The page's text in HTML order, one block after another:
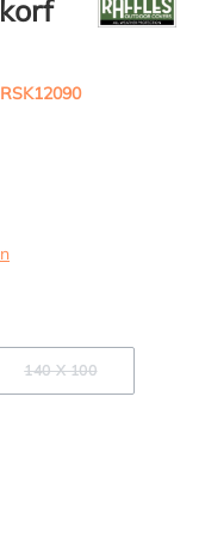
RSK12090
MOMENTEEL NIET
140 X 100(DEZE OPTIE IS